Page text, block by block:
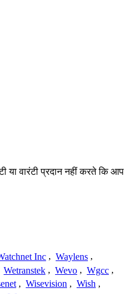
या वारंटी प्रदान नहीं करते कि आप
Inc , Waylens ,
Wetranstek , Wevo , Wgcc ,
, Wisevision , Wish ,